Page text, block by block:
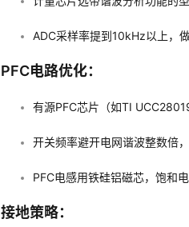
ADC采样率提到10kHz以上，
PFC电路优化：
有源PFC芯片（如TI
开关频率避开电网谐波整数倍
PFC电感用铁硅铝磁芯，饱和
接地策略：